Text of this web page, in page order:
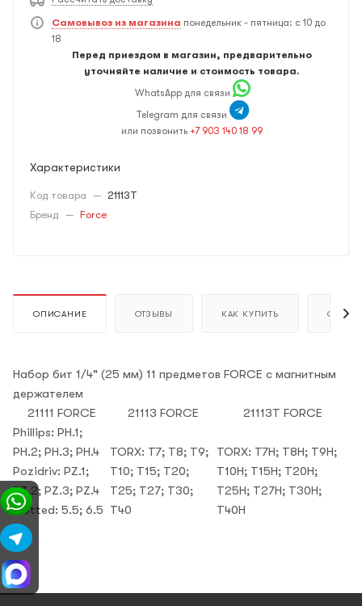
Самовывоз из магазина понедельник - пятница: с 10 до
18
Перед приездом в магазин, предварительно
уточняйте наличие и стоимость товара.
WhatsApp для связи
Telegram для связи
или позвонить +7 903 140 18 99
Характеристики
Код товара — 21113T
Бренд — Force
ОПИСАНИЕ ОТЗЫВЫ КАК КУПИТЬ ОПЛАТА
Набор бит 1/4" (25 мм) 11 предметов FORCE с магнитным
держателем
21111 FORCE
21113 FORCE
21113T FORCE
Phillips: PH.1;
PH.2; PH.3; PH.4
Pozidriv: PZ.1;
PZ.2; PZ.3; PZ.4
Slotted: 5.5; 6.5
мм
TORX: T7; T8; T9;
T10; T15; T20;
T25; T27; T30;
T40
TORX: T7H; T8H; T9H;
T10H; T15H; T20H;
T25H; T27H; T30H;
T40H